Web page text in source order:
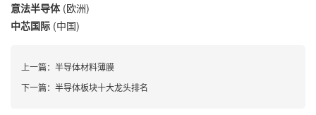
意法半导体(欧洲)
中芯国际 (中国)
上一篇： 半导体材料薄膜
下一篇： 半导体板块十大龙头排名